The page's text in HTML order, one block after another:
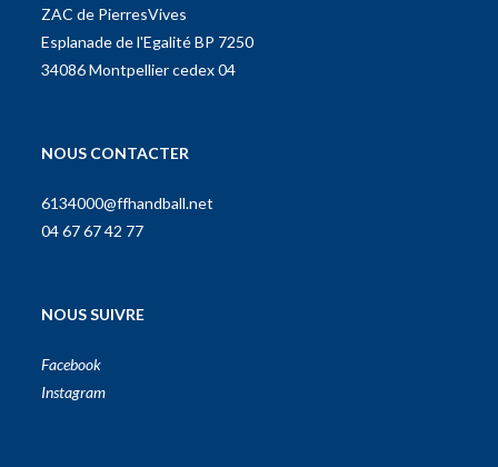
ZAC de PierresVives
Esplanade de l'Egalité BP 7250
34086 Montpellier cedex 04
NOUS CONTACTER
6134000@ffhandball.net
04 67 67 42 77
NOUS SUIVRE
Facebook
Instagram